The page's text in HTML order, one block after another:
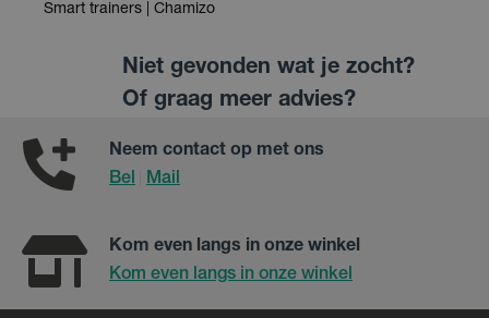
Smart trainers | Chamizo
Niet gevonden wat je zocht?
Of graag meer advies?
Neem contact op met ons
Bel
Mail
Kom even langs in onze winkel
Kom even langs in onze winkel